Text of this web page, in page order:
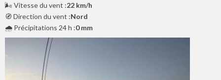
🌬️ Vitesse du vent :22 km/h
🧭 Direction du vent :Nord
🌧️ Précipitations 24 h :0 mm